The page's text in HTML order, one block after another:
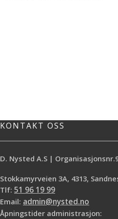
KONTAKT OSS
D. Nysted A.S |
Stokkamyrveien 3A, 4313,
Tlf: 51 96 19 99
Email: admin@nysted.no
Åpningstider administrasjon: